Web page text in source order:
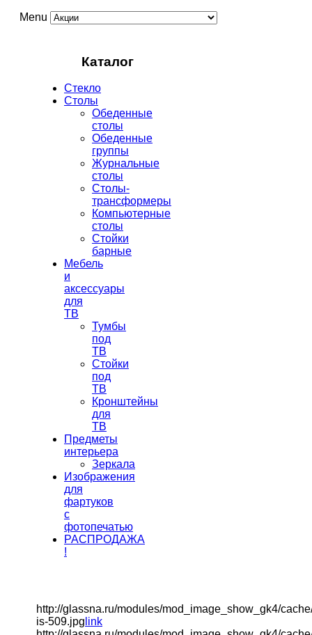
Menu
Каталог
Стекло
Столы
Обеденные
столы
Обеденные
группы
Журнальные
столы
Столы-
трансформеры
Компьютерные
столы
Стойки
барные
Мебель
и
аксессуары
для
ТВ
Тумбы
под
ТВ
Стойки
под
ТВ
Кронштейны
для
ТВ
Предметы
интерьера
Зеркала
Изображения
для
фартуков
с
фотопечатью
РАСПРОДАЖА
!
http://glassna.ru/modules/mod_image_show_gk4/
is-509.jpg link